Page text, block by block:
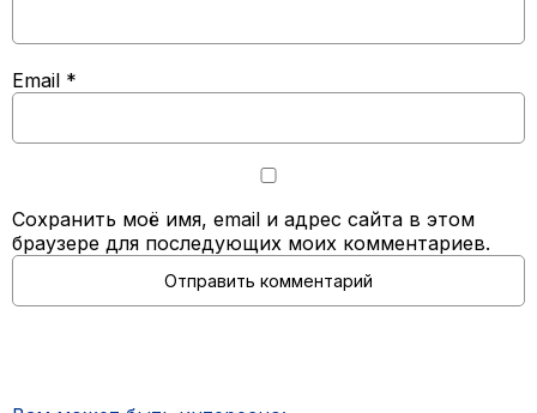
Email *
Сохранить моё имя, email и адрес сайта в этом
браузере для последующих моих комментариев.